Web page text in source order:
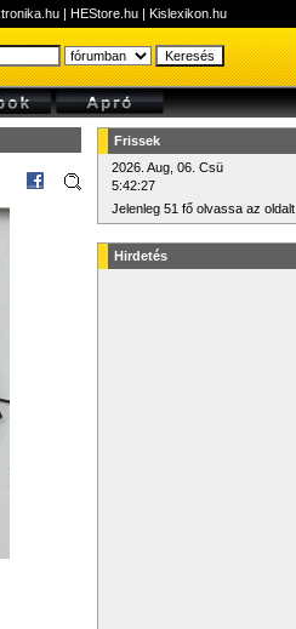
| HEStore.hu | Kislexikon.hu
Frissek
2026. Aug, 06. Csü
5:42:27
Jelenleg 51 fő olvassa az oldalt
Hirdetés